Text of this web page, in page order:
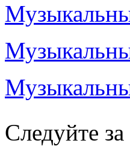
Следуйте